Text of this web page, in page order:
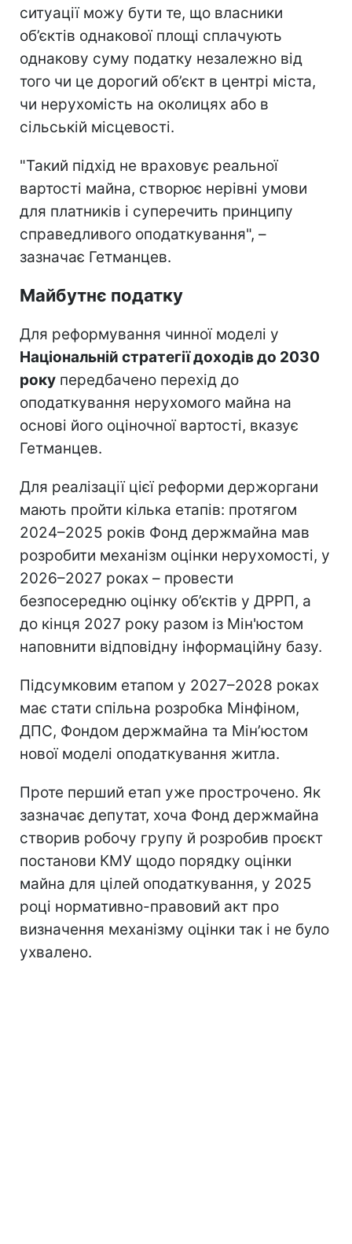
ситуації можу бути те, що власники
об’єктів однакової площі сплачують
однакову суму податку незалежно від
того чи це дорогий об’єкт в центрі міста,
чи нерухомість на околицях або в
сільській місцевості.
"Такий підхід не враховує реальної
вартості майна, створює нерівні умови
для платників і суперечить принципу
справедливого оподаткування", –
зазначає Гетманцев.
Майбутнє податку
Для реформування чинної моделі у
Національній стратегії доходів до 2030
року передбачено перехід до
оподаткування нерухомого майна на
основі його оціночної вартості, вказує
Гетманцев.
Для реалізації цієї реформи держоргани
мають пройти кілька етапів: протягом
2024–2025 років Фонд держмайна мав
розробити механізм оцінки нерухомості, у
2026–2027 роках – провести
безпосередню оцінку об’єктів у ДРРП, а
до кінця 2027 року разом із Мін'юстом
наповнити відповідну інформаційну базу.
Підсумковим етапом у 2027–2028 роках
має стати спільна розробка Мінфіном,
ДПС, Фондом держмайна та Мін’юстом
нової моделі оподаткування житла.
Проте перший етап уже прострочено. Як
зазначає депутат, хоча Фонд держмайна
створив робочу групу й розробив проєкт
постанови КМУ щодо порядку оцінки
майна для цілей оподаткування, у 2025
році нормативно-правовий акт про
визначення механізму оцінки так і не було
ухвалено.